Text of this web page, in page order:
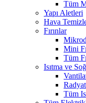
Tüm
Yapı Aletleri
Hava
Fırınlar
Mini
Tüm
Isıtma ve
Tüm